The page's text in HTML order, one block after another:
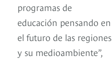
programas de
educación pensando en
el futuro de las regiones
y su medioambiente”,